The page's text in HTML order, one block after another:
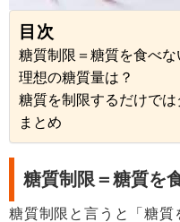
目次
糖質制限＝糖質を食べな
理想の糖質量は？
糖質を制限するだけでは
まとめ
糖質制限＝糖質を
糖質制限と言うと「糖質